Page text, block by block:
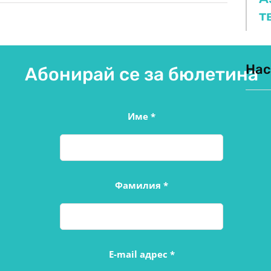
Абонирай се за бюлетина
Име *
Фамилия *
E-mail адрес *